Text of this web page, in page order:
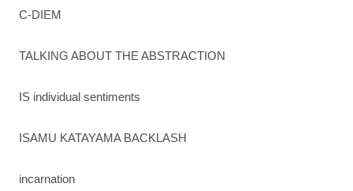
C-DIEM
TALKING ABOUT THE ABSTRACTION
IS individual sentiments
ISAMU KATAYAMA BACKLASH
incarnation